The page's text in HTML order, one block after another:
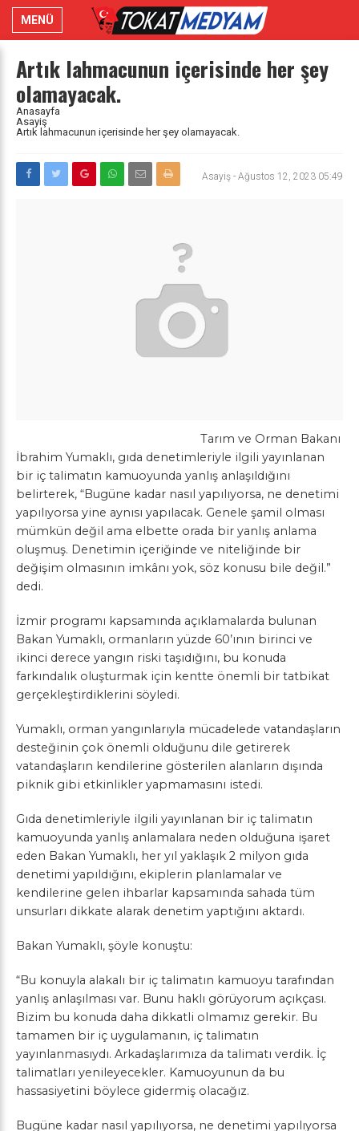
MENÜ
Artık lahmacunun içerisinde her şey
olamayacak.
Anasayfa
Asayiş
Artık lahmacunun içerisinde her şey olamayacak.
Asayiş - Ağustos 12, 2023 05:49
Tarım ve Orman Bakanı
İbrahim Yumaklı, gıda denetimleriyle ilgili yayınlanan
bir iç talimatın kamuoyunda yanlış anlaşıldığını
belirterek, “Bugüne kadar nasıl yapılıyorsa, ne denetimi
yapılıyorsa yine aynısı yapılacak. Genele şamil olması
mümkün değil ama elbette orada bir yanlış anlama
oluşmuş. Denetimin içeriğinde ve niteliğinde bir
değişim olmasının imkânı yok, söz konusu bile değil.”
dedi.
İzmir programı kapsamında açıklamalarda bulunan
Bakan Yumaklı, ormanların yüzde 60’ının birinci ve
ikinci derece yangın riski taşıdığını, bu konuda
farkındalık oluşturmak için kentte önemli bir tatbikat
gerçekleştirdiklerini söyledi.
Yumaklı, orman yangınlarıyla mücadelede vatandaşların
desteğinin çok önemli olduğunu dile getirerek
vatandaşların kendilerine gösterilen alanların dışında
piknik gibi etkinlikler yapmamasını istedi.
Gıda denetimleriyle ilgili yayınlanan bir iç talimatın
kamuoyunda yanlış anlamalara neden olduğuna işaret
eden Bakan Yumaklı, her yıl yaklaşık 2 milyon gıda
denetimi yapıldığını, ekiplerin planlamalar ve
kendilerine gelen ihbarlar kapsamında sahada tüm
unsurları dikkate alarak denetim yaptığını aktardı.
Bakan Yumaklı, şöyle konuştu:
“Bu konuyla alakalı bir iç talimatın kamuoyu tarafından
yanlış anlaşılması var. Bunu haklı görüyorum açıkçası.
Bizim bu konuda daha dikkatli olmamız gerekir. Bu
tamamen bir iç uygulamanın, iç talimatın
yayınlanmasıydı. Arkadaşlarımıza da talimatı verdik. İç
talimatları yenileyecekler. Kamuoyunun da bu
hassasiyetini böylece gidermiş olacağız.
Bugüne kadar nasıl yapılıyorsa, ne denetimi yapılıyorsa